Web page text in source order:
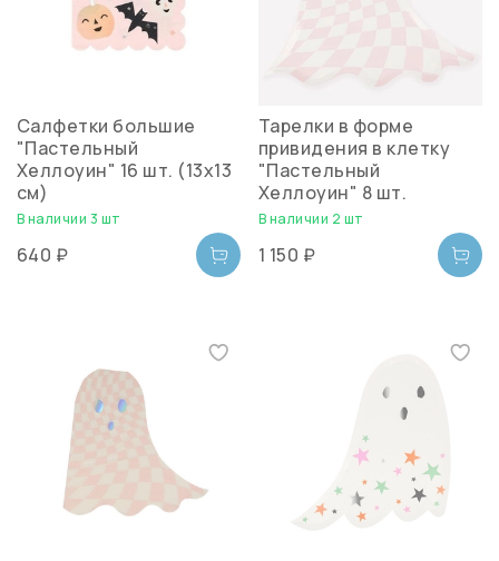
Салфетки большие
"Пастельный
Хеллоуин" 16 шт. (13х13
см)
В наличии 3 шт
640 ₽
Тарелки в форме
привидения в клетку
"Пастельный
Хеллоуин" 8 шт.
В наличии 2 шт
1 150 ₽